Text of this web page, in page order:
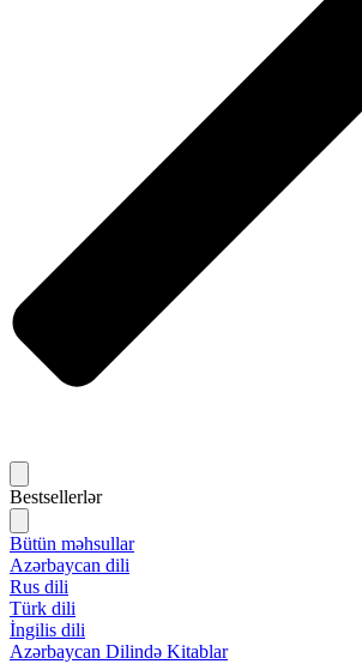
Bestsellerlər
Bütün məhsullar
Azərbaycan dili
Rus dili
Türk dili
İngilis dili
Azərbaycan Dilində Kitablar